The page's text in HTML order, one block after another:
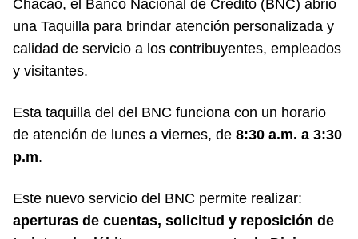
Chacao, el Banco Nacional de Crédito (BNC) abrió
una Taquilla para brindar atención personalizada y
calidad de servicio a los contribuyentes, empleados
y visitantes.
Esta taquilla del del BNC funciona con un horario
de atención de lunes a viernes, de 8:30 a.m. a 3:30
p.m.
Este nuevo servicio del BNC permite realizar:
aperturas de cuentas, solicitud y reposición de